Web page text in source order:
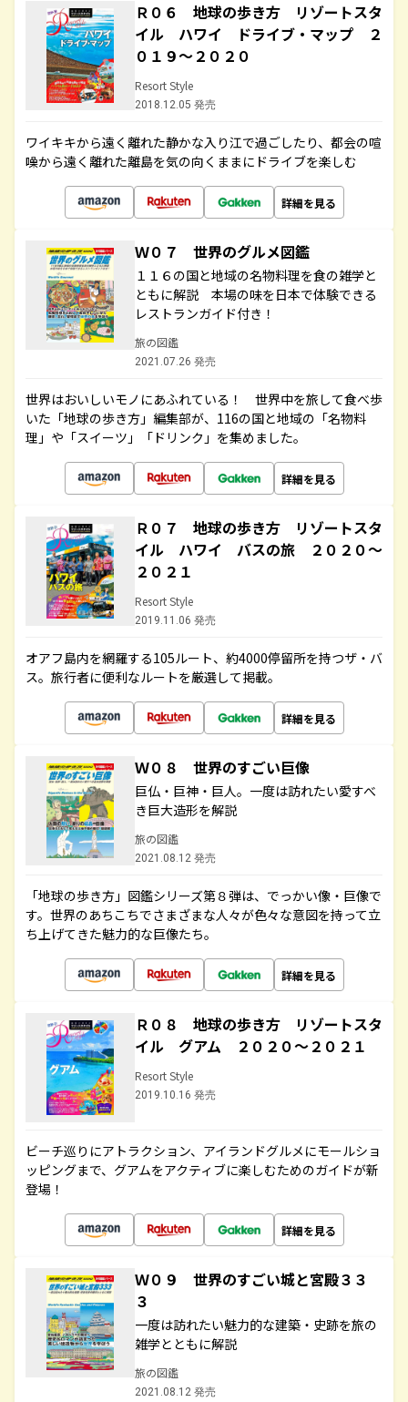
Ｒ０６ 地球の歩き方 リゾートスタ
イル ハワイ ドライブ・マップ ２
０１９～２０２０
Resort Style
2018.12.05 発売
ワイキキから遠く離れた静かな入り江で過ごしたり、都会の喧
噪から遠く離れた離島を気の向くままにドライブを楽しむ
詳細を見る
Ｗ０７ 世界のグルメ図鑑
１１６の国と地域の名物料理を食の雑学と
ともに解説 本場の味を日本で体験できる
レストランガイド付き！
旅の図鑑
2021.07.26 発売
世界はおいしいモノにあふれている！ 世界中を旅して食べ歩
いた「地球の歩き方」編集部が、116の国と地域の「名物料
理」や「スイーツ」「ドリンク」を集めました。
詳細を見る
Ｒ０７ 地球の歩き方 リゾートスタ
イル ハワイ バスの旅 ２０２０～
２０２１
Resort Style
2019.11.06 発売
オアフ島内を網羅する105ルート、約4000停留所を持つザ・バ
ス。旅行者に便利なルートを厳選して掲載。
詳細を見る
Ｗ０８ 世界のすごい巨像
巨仏・巨神・巨人。一度は訪れたい愛すべ
き巨大造形を解説
旅の図鑑
2021.08.12 発売
「地球の歩き方」図鑑シリーズ第８弾は、でっかい像・巨像で
す。世界のあちこちでさまざまな人々が色々な意図を持って立
ち上げてきた魅力的な巨像たち。
詳細を見る
Ｒ０８ 地球の歩き方 リゾートスタ
イル グアム ２０２０～２０２１
Resort Style
2019.10.16 発売
ビーチ巡りにアトラクション、アイランドグルメにモールショ
ッピングまで、グアムをアクティブに楽しむためのガイドが新
登場！
詳細を見る
Ｗ０９ 世界のすごい城と宮殿３３
３
一度は訪れたい魅力的な建築・史跡を旅の
雑学とともに解説
旅の図鑑
2021.08.12 発売